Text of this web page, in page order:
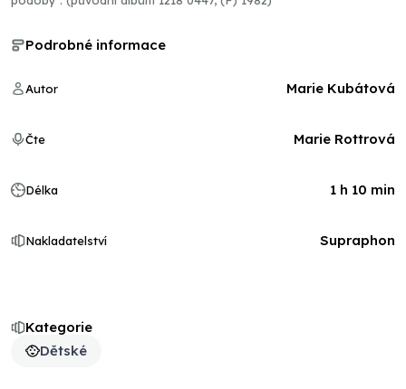
Kategorie
Dětské
Podrobné informace
Autor Marie Kubátová
Čte Marie Rottrová
Délka 1 h 10 min
Nakladatelství Supraphon